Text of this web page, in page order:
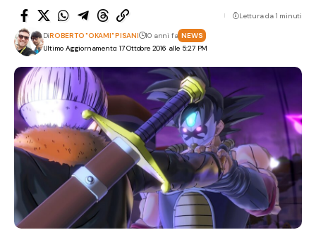
Ultimo Aggiornamento: 17 Ottobre 2016 alle 5:27 PM
DiROBERTO "OKAMI" PISANI 10 anni fa NEWS
Lettura da 1 minuti